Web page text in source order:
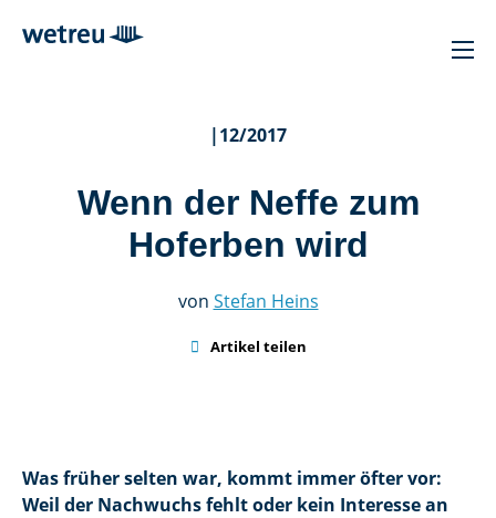
|12/2017
Wenn der Neffe zum
Hoferben wird
von Stefan Heins
 Artikel teilen
Was früher selten war, kommt immer öfter vor:
Weil der Nachwuchs fehlt oder kein Interesse an